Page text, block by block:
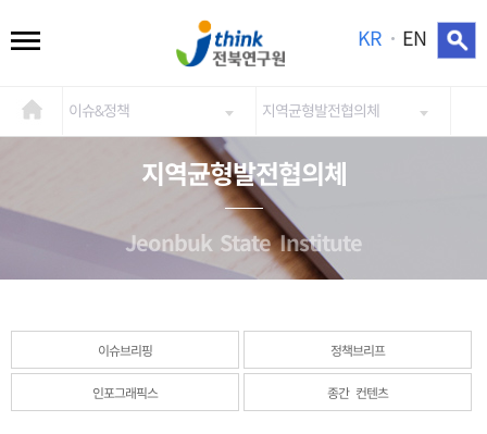
KR EN
이슈&정책 지역균형발전협의체
지역균형발전협의체
Jeonbuk State Institute
이슈브리핑 정책브리프
인포그래픽스 종간 컨텐츠